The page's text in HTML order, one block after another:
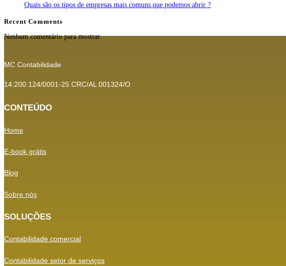
Quais são os tipos de empresas mais comuns que podemos abrir ?
Recent Comments
Nenhum comentário para mostrar.
MC Contabilidade
14.200.124/0001-25 CRC/AL 001324/O
CONTEÚDO
Home
E-book grátis
Blog
Sobre nós
SOLUÇÕES
Contabilidade comercial
Contabilidade setor de serviços